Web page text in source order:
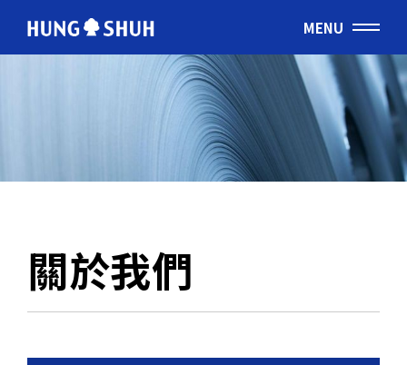
關於我們
MENU
ABOUT US
核心技術 TECHNOLOGY